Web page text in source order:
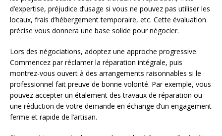
d’expertise, préjudice d’usage si vous ne pouvez pas utiliser les
locaux, frais d’hébergement temporaire, etc. Cette évaluation
précise vous donnera une base solide pour négocier.
Lors des négociations, adoptez une approche progressive.
Commencez par réclamer la réparation intégrale, puis
montrez-vous ouvert à des arrangements raisonnables si le
professionnel fait preuve de bonne volonté. Par exemple, vous
pouvez accepter un étalement des travaux de réparation ou
une réduction de votre demande en échange d’un engagement
ferme et rapide de l’artisan.